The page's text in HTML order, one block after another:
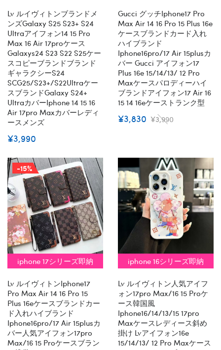
Lv ルイヴィトンブランドメ
ンズgalaxy S25 S23+ S24
Ultraアイフォン14 15 Pro
Max 16 Air 17proケース
Galaxys24 S23 S22 S25ケー
スコピーブランドブランド
ギャラクシーs24
SCG25/S23+/S22Ultraケー
スブランドgalaxy S24+
Ultraカバーiphone 14 15 16
Air 17pro Maxカバーレディ
ースメンズ
¥3,990
Gucci グッチiphone17 Pro
Max Air 14 16 Pro 15 Plus 16e
ケースブランドカード入れ
ハイブランド
Iphone16pro/17 Air 15plusカ
バー Gucci アイフォン17
Plus 16e 15/14/13/ 12 Pro
Maxケースパロディーハイ
ブランドアイフォン17 Air 16
15 14 16eケーストランク型
¥3,830 ¥3,990
-15%
iphone 17シリーズ即納
Lv ルイヴィトンiphone17
Pro Max Air 14 16 Pro 15
Plus 16eケースブランドカー
ド入れハイブランド
Iphone16pro/17 Air 15plusカ
バー人気アイフォン17pro
Max/16 15 Proケースブラン
iphone 16シリーズ即納
Lv ルイヴィトン人気アイフ
ォン17pro Max/16 15 Proケ
ース韓国風
Iphone16/14/13/15 17pro
Maxケースレディース斜め
掛け Lvアイフォン16e
15/14/13/ 12 Pro Maxケース